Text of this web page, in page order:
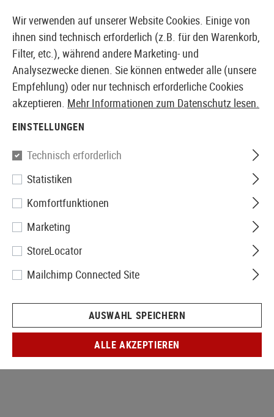
EUROPÄISCHER AIRSOFT SHOP & GROßHÄNDLER
LCT
LCK74MN
Wir verwenden auf unserer Website Cookies. Einige von
ihnen sind technisch erforderlich (z.B. für den Warenkorb,
Filter, etc.), während andere Marketing- und
Analysezwecke dienen. Sie können entweder alle (unsere
Empfehlung) oder nur technisch erforderliche Cookies
akzeptieren. Mehr Informationen zum Datenschutz lesen.
EINSTELLUNGEN
Technisch erforderlich
Statistiken
Komfortfunktionen
Marketing
StoreLocator
Mailchimp Connected Site
AUSWAHL SPEICHERN
ALLE AKZEPTIEREN